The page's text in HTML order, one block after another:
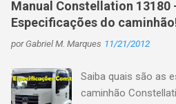
postem seu dia a
trabalho, mostrando
caminhões, onde
fotos e vídeos das
Manual Constellation 13180
Especificações do
porGabriel M. Marques 11/21/2012
Saiba quais são as
caminhão